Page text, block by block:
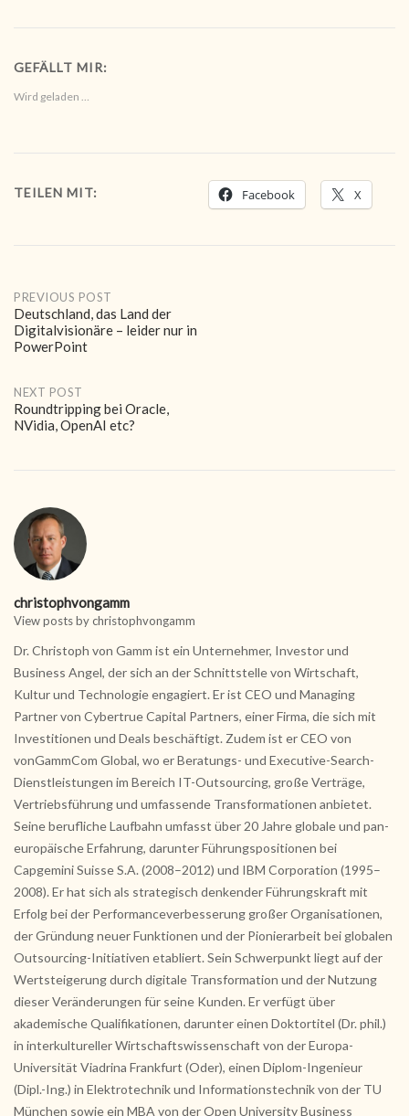
GEFÄLLT MIR:
Wird geladen …
TEILEN MIT: Facebook X
Post
navigation
PREVIOUS POST
Deutschland, das Land der
Digitalvisionäre – leider nur in
PowerPoint
NEXT POST
Roundtripping bei Oracle,
NVidia, OpenAI etc?
christophvongamm
View posts by christophvongamm
Dr. Christoph von Gamm ist ein Unternehmer, Investor und
Business Angel, der sich an der Schnittstelle von Wirtschaft,
Kultur und Technologie engagiert. Er ist CEO und Managing
Partner von Cybertrue Capital Partners, einer Firma, die sich mit
Investitionen und Deals beschäftigt. Zudem ist er CEO von
vonGammCom Global, wo er Beratungs- und Executive-Search-
Dienstleistungen im Bereich IT-Outsourcing, große Verträge,
Vertriebsführung und umfassende Transformationen anbietet.
Seine berufliche Laufbahn umfasst über 20 Jahre globale und pan-
europäische Erfahrung, darunter Führungspositionen bei
Capgemini Suisse S.A. (2008–2012) und IBM Corporation (1995–
2008). Er hat sich als strategisch denkender Führungskraft mit
Erfolg bei der Performanceverbesserung großer Organisationen,
der Gründung neuer Funktionen und der Pionierarbeit bei globalen
Outsourcing-Initiativen etabliert. Sein Schwerpunkt liegt auf der
Wertsteigerung durch digitale Transformation und der Nutzung
dieser Veränderungen für seine Kunden. Er verfügt über
akademische Qualifikationen, darunter einen Doktortitel (Dr. phil.)
in interkultureller Wirtschaftswissenschaft von der Europa-
Universität Viadrina Frankfurt (Oder), einen Diplom-Ingenieur
(Dipl.-Ing.) in Elektrotechnik und Informationstechnik von der TU
München sowie ein MBA von der Open University Business